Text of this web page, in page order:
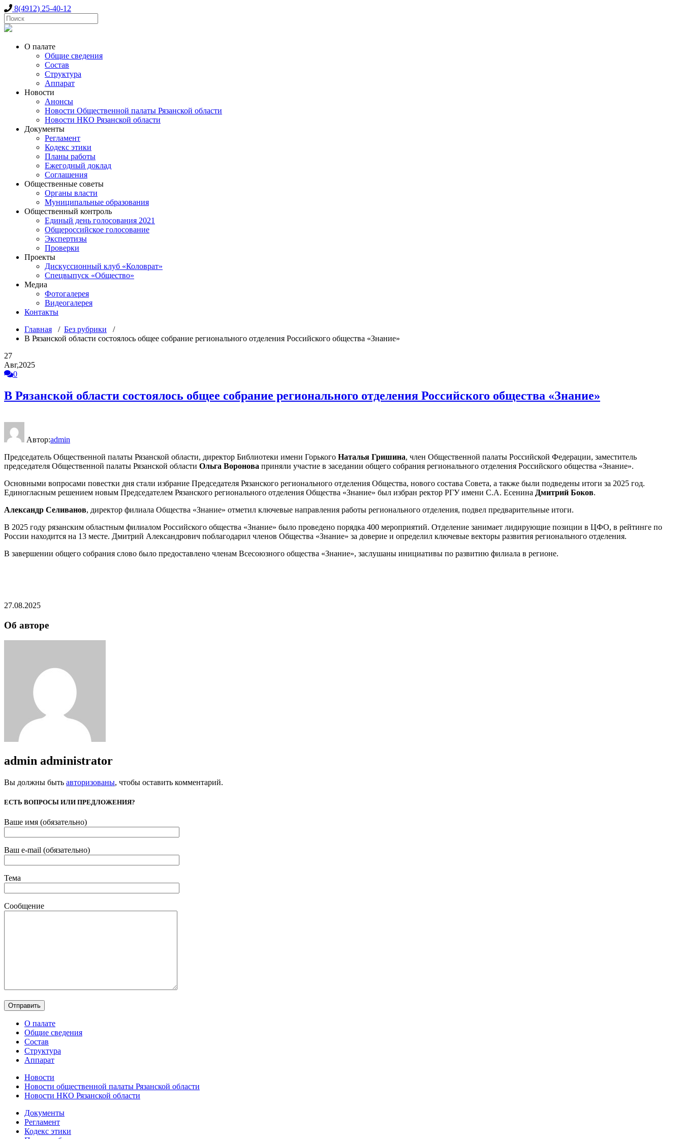
8(4912) 25-40-12
О палате
Общие сведения
Состав
Структура
Аппарат
Новости
Анонсы
Новости Общественной палаты Рязанской области
Новости НКО Рязанской области
Документы
Регламент
Кодекс этики
Планы работы
Ежегодный доклад
Соглашения
Общественные советы
Органы власти
Муниципальные образования
Общественный контроль
Единый день голосования 2021
Общероссийское голосование
Экспертизы
Проверки
Проекты
Дискуссионный клуб «Коловрат»
Спецвыпуск «Общество»
Медиа
Фотогалерея
Видеогалерея
Контакты
Главная / Без рубрики /
В Рязанской области состоялось общее собрание регионального отделения Российского общества «Знание»
27
Авг,2025
0
В Рязанской области состоялось общее собрание регионального отделения Российского общества «Знание»
Автор:admin
Председатель Общественной палаты Рязанской области, директор Библиотеки имени Горького Наталья Гришина, член Общественной палаты Российской Федерации, заместитель
председателя Общественной палаты Рязанской области Ольга Воронова приняли участие в заседании общего собрания регионального отделения Российского общества «Знание».
Основными вопросами повестки дня стали избрание Председателя Рязанского регионального отделения Общества, нового состава Совета, а также были подведены итоги за 2025 год.
️Единогласным решением новым Председателем Рязанского регионального отделения Общества «Знание» был избран ректор РГУ имени С.А. Есенина Дмитрий Боков.
Александр Селиванов, директор филиала Общества «Знание» отметил ключевые направления работы регионального отделения, подвел предварительные итоги.
В 2025 году рязанским областным филиалом Российского общества «Знание» было проведено порядка 400 мероприятий. Отделение занимает лидирующие позиции в ЦФО, в рейтинге по
России находится на 13 месте. Дмитрий Александрович поблагодарил членов Общества «Знание» за доверие и определил ключевые векторы развития регионального отделения.
В завершении общего собрания слово было предоставлено членам Всесоюзного общества «Знание», заслушаны инициативы по развитию филиала в регионе.
27.08.2025
Об авторе
admin administrator
Вы должны быть авторизованы, чтобы оставить комментарий.
ЕСТЬ ВОПРОСЫ ИЛИ ПРЕДЛОЖЕНИЯ?
Ваше имя (обязательно)
Ваш e-mail (обязательно)
Тема
Сообщение
О палате
Общие сведения
Состав
Структура
Аппарат
Новости
Новости общественной палаты Рязанской области
Новости НКО Рязанской области
Документы
Регламент
Кодекс этики